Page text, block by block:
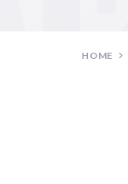
HOME